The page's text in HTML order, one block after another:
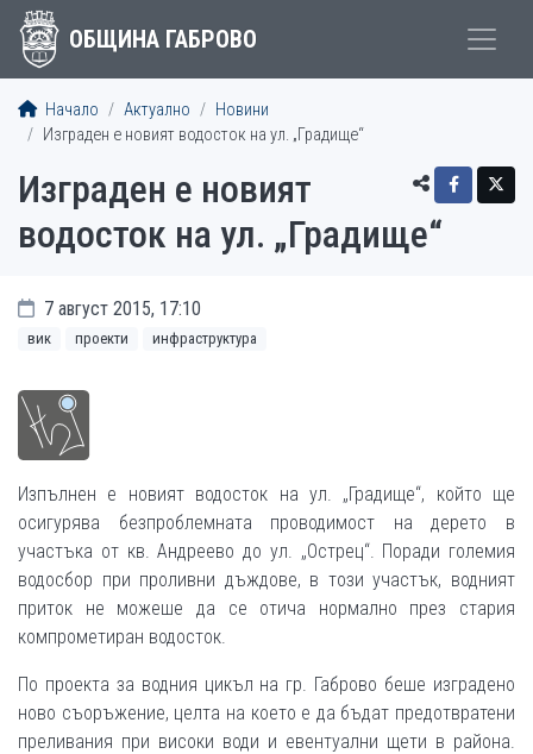
ОБЩИНА ГАБРОВО
Начало Актуално
Новини
Изграден е новият водосток на ул. „Градище“
Изграден е новият
водосток на ул. „Градище“
7 август 2015, 17:10
вик проекти инфраструктура
Изпълнен е новият водосток на ул. „Градище“, който ще
осигурява безпроблемната проводимост на дерето в
участъка от кв. Андреево до ул. „Острец“. Поради големия
водосбор при проливни дъждове, в този участък, водният
приток не можеше да се отича нормално през стария
компрометиран водосток.
По проекта за водния цикъл на гр. Габрово беше изградено
ново съоръжение, целта на което е да бъдат предотвратени
преливания при високи води и евентуални щети в района.